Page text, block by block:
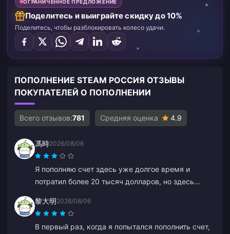
ОГРАНИЧЕННОЕ ПРЕДЛОЖЕНИЕ
Поделитесь и выиграйте скидку до 10%
Поделитесь, чтобы разблокировать колесо удачи.
ПОПОЛНЕНИЕ STEAM РОССИЯ ОТЗЫВЫ
ПОКУПАТЕЛЕЙ О ПОПОЛНЕНИИ
Всего отзывов:781 Средняя оценка 4.9
馮時2026/08/06
Я пополняю счет здесь уже долгое время и
потратил более 20 тысяч долларов, но здесь
предложений. Другие платформы дают купоны
или кэшбэк. Разочаровывает отсутствие каких-
либо вознаграждений для постоянных клиентов.
黎大明2026/08/06
В первый раз, когда я попытался пополнить счет,